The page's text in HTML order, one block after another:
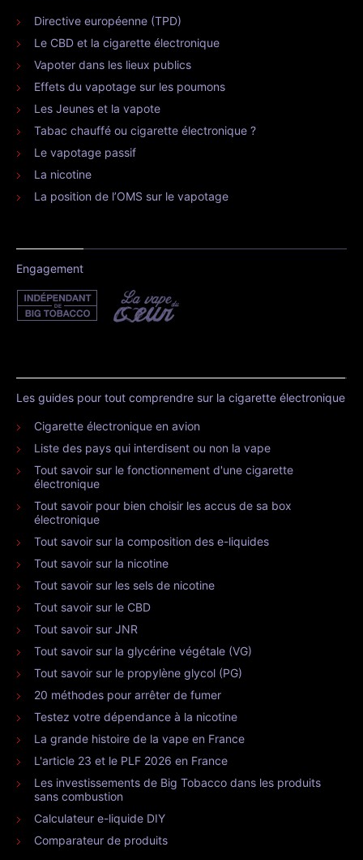
Directive européenne (TPD)
Le CBD et la cigarette électronique
Vapoter dans les lieux publics
Effets du vapotage sur les poumons
Les Jeunes et la vapote
Tabac chauffé ou cigarette électronique ?
Le vapotage passif
La nicotine
La position de l’OMS sur le vapotage
Engagement
Les guides pour tout comprendre sur la cigarette électronique
Cigarette électronique en avion
Liste des pays qui interdisent ou non la vape
Tout savoir sur le fonctionnement d'une cigarette
électronique
Tout savoir pour bien choisir les accus de sa box
électronique
Tout savoir sur la composition des e-liquides
Tout savoir sur la nicotine
Tout savoir sur les sels de nicotine
Tout savoir sur le CBD
Tout savoir sur JNR
Tout savoir sur la glycérine végétale (VG)
Tout savoir sur le propylène glycol (PG)
20 méthodes pour arrêter de fumer
Testez votre dépendance à la nicotine
La grande histoire de la vape en France
L'article 23 et le PLF 2026 en France
Les investissements de Big Tobacco dans les produits
sans combustion
Calculateur e-liquide DIY
Comparateur de produits